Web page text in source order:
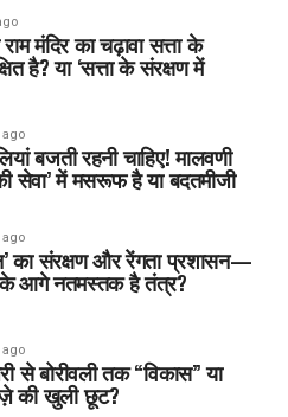
मंदिर का चढ़ावा सत्ता के
है? या ‘सत्ता के संरक्षण में
बजती रहनी चाहिए! मालवणी
सेवा’ में मसरूफ है या बदतमीजी
का संरक्षण और रेंगता प्रशासन—
के आगे नतमस्तक है तंत्र?
से बोरीवली तक “विकास” या
की खुली छूट?